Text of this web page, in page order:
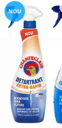
NOU